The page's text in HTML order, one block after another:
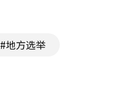
#地方选举